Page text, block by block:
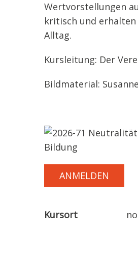
Wertvorstellungen
kritisch und
Alltag.
Kursleitung: Der
Bildmaterial:
ANMELDEN
Kursort